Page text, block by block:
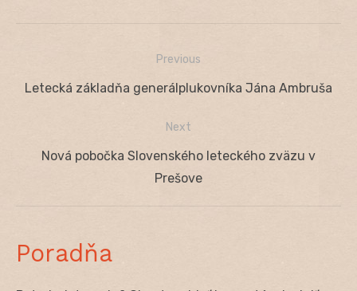
Navigácia
Previous
Previous
Letecká základňa generálplukovníka Jána Ambruša
Next
NextNová pobočka Slovenského leteckého zväzu v
Prešove
Poradňa